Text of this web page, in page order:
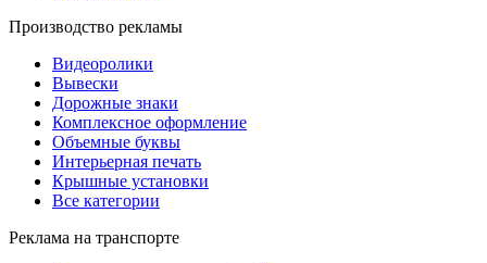
Производство рекламы
Видеоролики
Вывески
Дорожные знаки
Комплексное оформление
Объемные буквы
Интерьерная печать
Крышные установки
Все категории
Реклама на транспорте